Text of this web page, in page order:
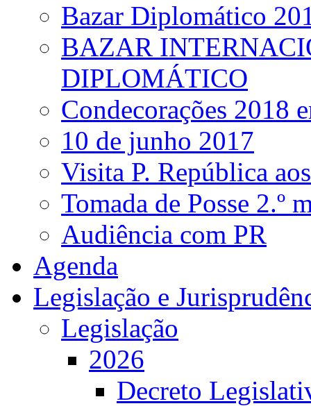
Bazar Diplomático
BAZAR
DIPLOMÁTICO
Condecorações 2018
10 de junho 2017
Visita P. República
Tomada de Posse 2.º
Audiência com PR
Agenda
Legislação e
Legislação
2026
Decreto